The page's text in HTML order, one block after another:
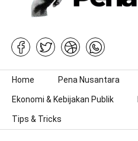
Skip to content
Home Pena Nusantara
Ekonomi & Kebijakan Publik
Tips & Tricks